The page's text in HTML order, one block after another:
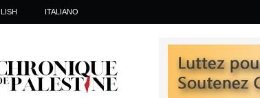
ITALIANO